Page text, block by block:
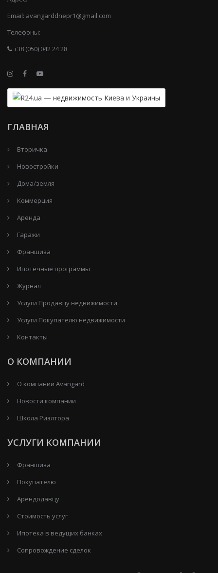
Email: avangarddnepr1@gmail.com
Телефоны:
+38 (050) 042 24 28
ГЛАВНАЯ
Вторичка
Новостройки
Дома/земля
Коммерция
Аренда
Гаражи
Франшиза
Ипотечные программы
Журнал
Услуги Продавцу недвижимости
Услуги Покупателю недвижимости
Контакты
О КОМПАНИИ
О компании Avangard
Новости компании
Школа Риэлтора
УСЛУГИ КОМПАНИИ
Франшиза
Покупателю
Арендодавцу
Стоимость услуг
Ипотека в ведущих банках
Сопровождение сделок